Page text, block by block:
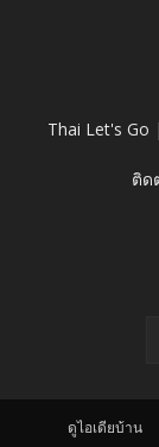
Thai Let's
ติด
ดูไอเดียบ้าน